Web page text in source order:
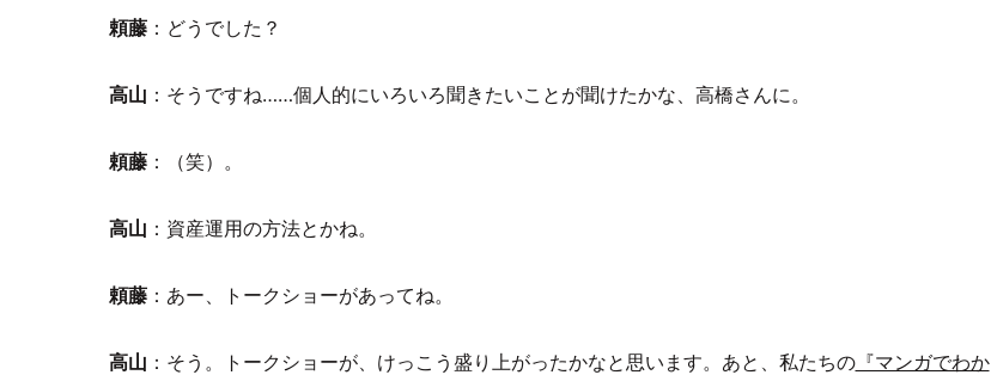
頼藤：どうでした？
高山 ：そうですね……個人的にいろいろ聞きたいことが聞けたかな、高橋さんに。
頼藤：（笑）。
高山 ：資産運用の方法とかね。
頼藤：あー、トークショーがあってね。
高山 ：そう。トークショーが、けっこう盛り上がったかなと思います。あと、私たちの『マンガでわか